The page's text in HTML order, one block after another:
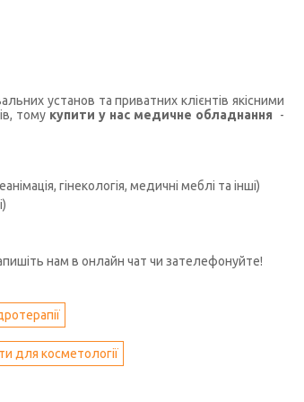
установ та приватних клієнтів якісними
тому купити у нас медичне обладнання
-
гінекологія, медичні меблі та інші)
нам в онлайн чат чи зателефонуйте!
для косметології